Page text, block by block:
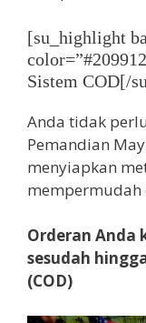
[su_highlight
Sistem COD[/
Anda tidak
Pemandian
menyiapkan
mempermudah
Orderan Anda
sesudah
(COD)